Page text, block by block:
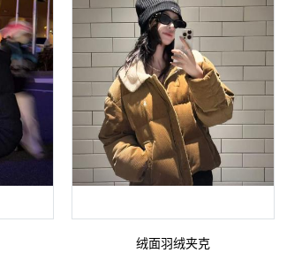
绒面羽绒夹克